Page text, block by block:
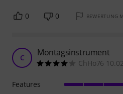
0 0 BEWERTUNG
C Montagsinstrument
ChHo76
Features